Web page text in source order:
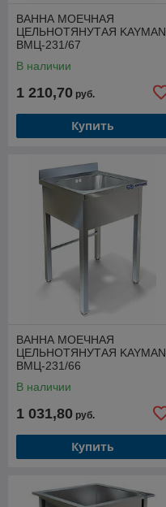
профессиональное
нержавеющей стали и
доставку прямо до вашей
🧑‍🍳🚛✨
ВАННА МОЕЧНАЯ
ЦЕЛЬНОТЯНУТАЯ KAYMAN
ВМЦ-231/67
В наличии
1 210,70 руб.
Купить
ВАННА МОЕЧНАЯ
ЦЕЛЬНОТЯНУТАЯ KAYMAN
ВМЦ-231/66
В наличии
1 031,80 руб.
Купить